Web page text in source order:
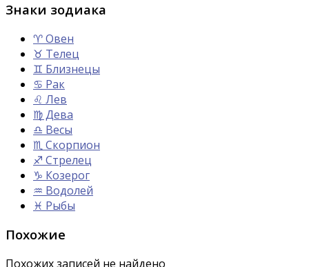
Знаки зодиака
♈ Овен
♉ Телец
♊ Близнецы
♋ Рак
♌ Лев
♍ Дева
♎ Весы
♏ Скорпион
♐ Стрелец
♑ Козерог
♒ Водолей
♓ Рыбы
Похожие
Похожих записей не найдено